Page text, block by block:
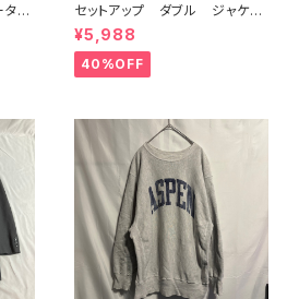
セットアップ ダブル ジャケッ
ト グレー ストライプ
¥5,988
40%OFF